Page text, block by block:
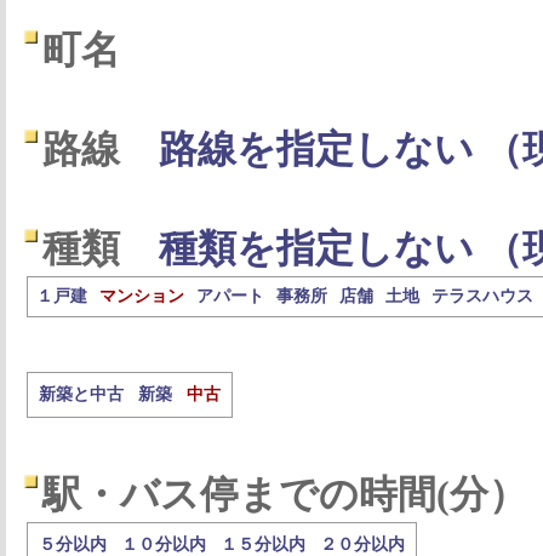
町名
路線 路線を指定しない （
種類 種類を指定しない （
１戸建 マンション アパート 事務所 店舗 土地 テラスハウス
新築と中古 新築 中古
駅・バス停までの時間(分）
５分以内 １０分以内 １５分以内 ２０分以内